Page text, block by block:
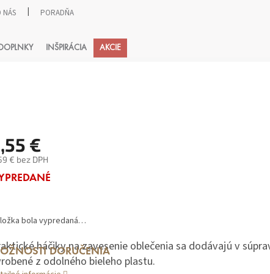
NÁS PORADŇA
INŠPIRÁCIA AKCIE
€
€ bez DPH
DORUČENIA
bola vypredaná…
háčiky na zavesenie oblečenia sa dodávajú v
z odolného bieleho plastu.